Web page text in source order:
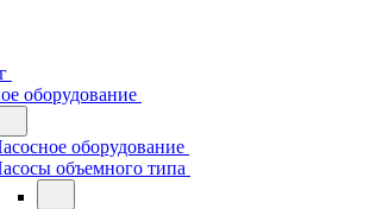
оборудование
оборудование
объемного типа